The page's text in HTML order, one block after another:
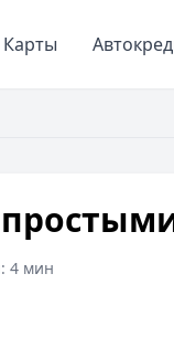
Карты
4 мин